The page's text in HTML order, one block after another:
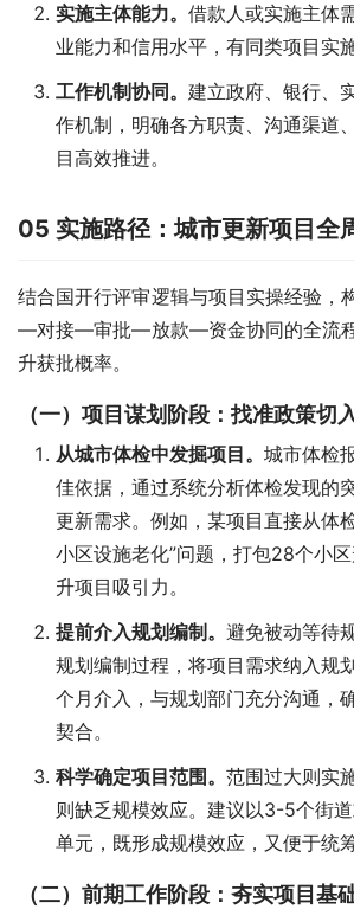
实施主体能力。 借款人或实施主体
业能力和信用水平，有同类项目实
工作机制协同。 建立政府、银行、
作机制，明确各方职责、沟通渠道
目高效推进。
05 实施路径：城市更新项目全
结合国开行评审逻辑与项目实操经验，
—对接—审批—放款—资金协同的全流
升获批概率。
（一）项目谋划阶段：找准政策切
从城市体检中发掘项目。 城市体检
佳依据，通过系统分析体检发现的
更新需求。例如，某项目直接从体
小区设施老化”问题，打包28个小
升项目吸引力。
提前介入规划编制。 避免被动等待
规划编制过程，将项目需求纳入规
个月介入，与规划部门充分沟通，
契合。
科学确定项目范围。 范围过大则实
则缺乏规模效应。建议以3-5个街
单元，既形成规模效应，又便于统筹
（二）前期工作阶段：夯实项目基